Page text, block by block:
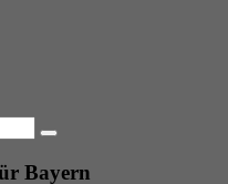
Bayern